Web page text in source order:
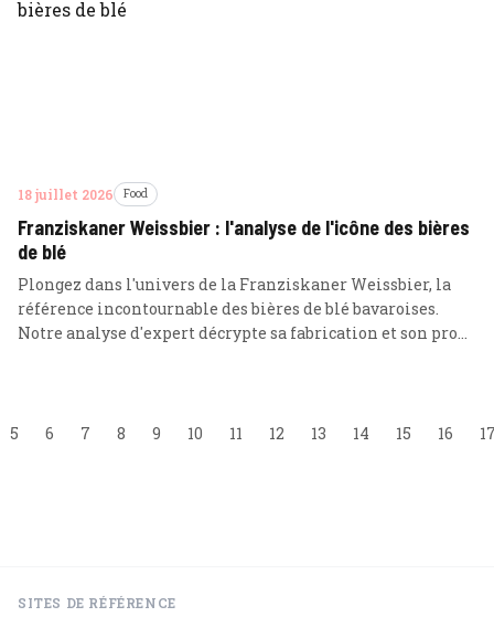
18 juillet 2026 Food
Franziskaner Weissbier : l'analyse de l'icône des bières
de blé
Plongez dans l'univers de la Franziskaner Weissbier, la
référence incontournable des bières de blé bavaroises.
Notre analyse d'expert décrypte sa fabrication et son profil
5 6 7 8 9 10 11 12 13 14 15 16
SITES DE RÉFÉRENCE